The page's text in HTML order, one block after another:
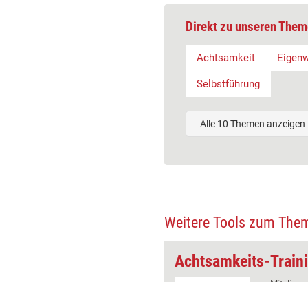
Direkt zu unseren
Achtsamkeit
Selbstführung
Alle 10 Themen anzeigen
Weitere Tools zum